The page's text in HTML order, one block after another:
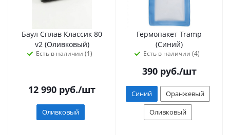
Баул Сплав Классик 80
v2 (Оливковый)
Есть в наличии (1)
12 990 руб./шт
Оливковый
Гермопакет Tramp
(Синий)
Есть в наличии (4)
390руб./шт
Синий
Оранжевый
Оливковый